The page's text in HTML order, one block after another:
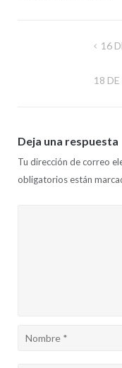
Navegación 16
18
Deja una respuesta
Tu dirección de correo
obligatorios están